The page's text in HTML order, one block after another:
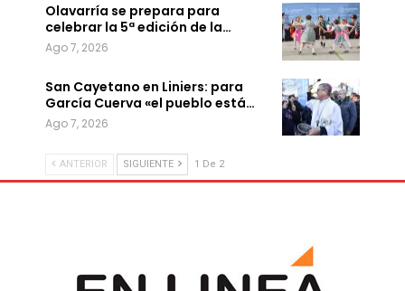
Olavarría se prepara para
celebrar la 5ª edición de la…
Ago 7, 2026
San Cayetano en Liniers: para
García Cuerva «el pueblo está…
Ago 7, 2026
ANTERIOR SIGUIENTE 1 De 2